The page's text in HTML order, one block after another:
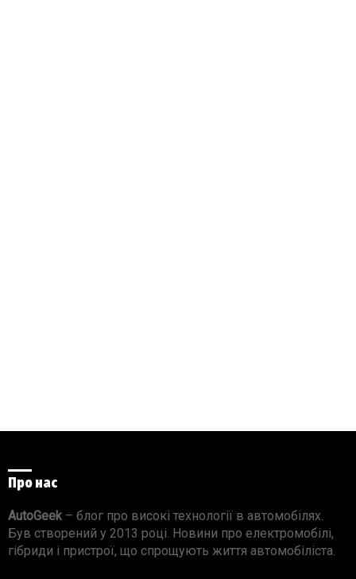
Про нас
AutoGeek– блог про високі технології в автомобілях.
Був створений у 2013 році. Новини про електромобілі,
гібриди і пристрої, що спрощують життя автомобіліста.